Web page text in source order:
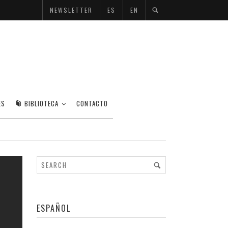
NEWSLETTER ES EN
BIBLIOTECA CONTACTO
ESPAÑOL